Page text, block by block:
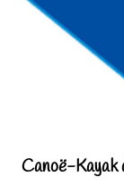
Canoë-Kayak